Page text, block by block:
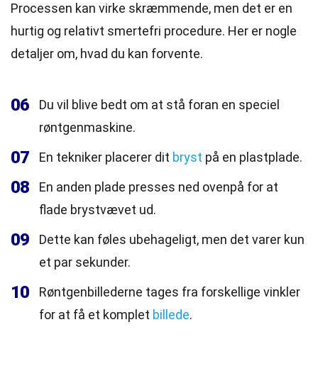
Processen kan virke skræmmende, men det er en
hurtig og relativt smertefri procedure. Her er nogle
detaljer om, hvad du kan forvente.
06
Du vil blive bedt om at stå foran en speciel
røntgenmaskine.
07 En tekniker placerer dit bryst på en plastplade.
08
En anden plade presses ned ovenpå for at
flade brystvævet ud.
09
Dette kan føles ubehageligt, men det varer kun
et par sekunder.
10
Røntgenbillederne tages fra forskellige vinkler
for at få et komplet billede.